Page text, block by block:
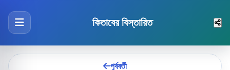
কিতাবের বিস্তারিত
পূর্ববর্তী